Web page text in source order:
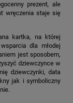
prezent, ale
wręczenia staje się
kartka, na której
dla młodej
jest sposobem,
dziewczynce w
dziewczynki, data
jak i symboliczny